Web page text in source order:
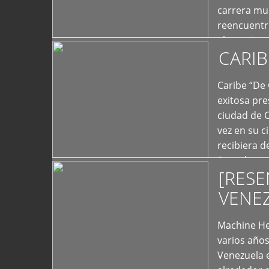
carrera
el exterior
Caribe
exitosa
ciudad de
vez en su
recibiera
Store los
Machine
varios
Venezuela